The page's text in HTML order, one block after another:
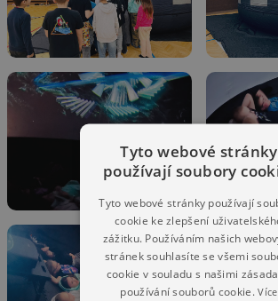
Tyto webové stránky
používají soubory
Tyto webové stránky používají
cookie ke zlepšení
zážitku. Používáním našich
stránek souhlasíte se všemi
cookie v souladu s našimi
používání souborů cookie.Více